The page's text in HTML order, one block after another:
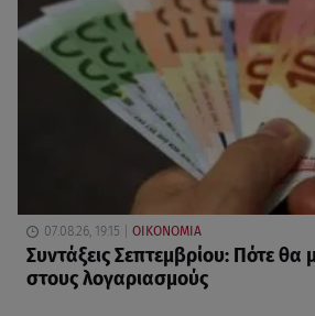
07.08.26, 19:15 ΟΙΚΟΝΟΜΙΑ
Συντάξεις Σεπτεμβρίου: Πότε
στους λογαριασμούς